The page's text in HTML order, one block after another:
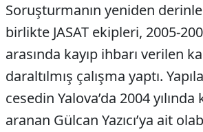
Soruşturmanın yeniden
birlikte JASAT ekipleri, 2005-
arasında kayıp ihbarı verilen
daraltılmış çalışma yaptı.
cesedin Yalova’da 2004 yılında
aranan Gülcan Yazıcı’ya ait